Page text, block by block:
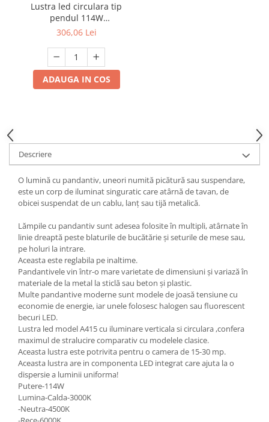
Lustra led circulara tip
pendul 114W
3000K/4000K/6500K 7809
306,06 Lei
ADAUGA IN COS
Descriere
O lumină cu pandantiv, uneori numită picătură sau suspendare,
este un corp de iluminat singuratic care atârnă de tavan, de
obicei suspendat de un cablu, lanț sau tijă metalică.
Lămpile cu pandantiv sunt adesea folosite în multipli, atârnate în
linie dreaptă peste blaturile de bucătărie și seturile de mese sau,
pe holuri la intrare.
Aceasta este reglabila pe inaltime.
Pandantivele vin într-o mare varietate de dimensiuni și variază în
materiale de la metal la sticlă sau beton și plastic.
Multe pandantive moderne sunt modele de joasă tensiune cu
economie de energie, iar unele folosesc halogen sau fluorescent
becuri LED.
Lustra led model A415 cu iluminare verticala si circulara ,confera
maximul de stralucire comparativ cu modelele clasice.
Aceasta lustra este potrivita pentru o camera de 15-30 mp.
Aceasta lustra are in componenta LED integrat care ajuta la o
dispersie a luminii uniforma!
Putere-114W
Lumina-Calda-3000K
-Neutra-4500K